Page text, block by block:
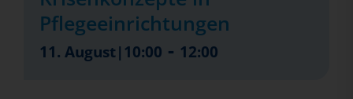
Pflegeeinrichtungen
11. August|10:00 - 12:00